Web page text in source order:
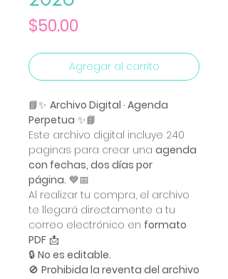
$50.00
Agregar al carrito
📘✨ Archivo Digital · Agenda
Perpetua ✨📘
Este archivo digital incluye 240
paginas para crear una agenda
con fechas, dos días por
página. 💙📅
Al realizar tu compra, el archivo
te llegará directamente a tu
correo electrónico en formato
PDF 📩
🔒 No es editable.
🚫 Prohibida la reventa del archivo